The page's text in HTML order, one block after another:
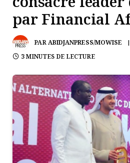
par Financial
PARABIDJANPRESS/MOWISE
3 MINUTES DE LECTURE